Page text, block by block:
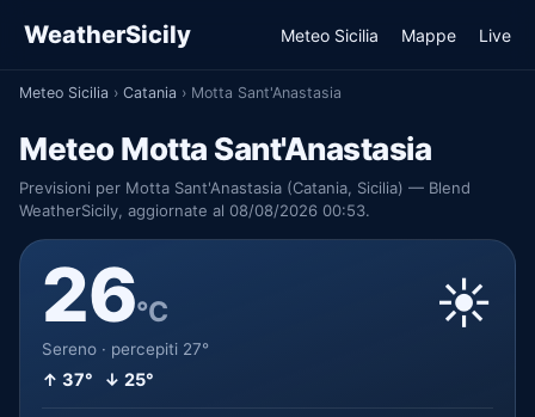
WeatherSicily Meteo Sicilia Mappe Live
Meteo Sicilia › Catania › Motta Sant'Anastasia
Meteo Motta Sant'Anastasia
Previsioni per Motta Sant'Anastasia (Catania, Sicilia) — Blend
WeatherSicily, aggiornate al 08/08/2026 00:53.
26°C
Sereno · percepiti 27°
↑ 37° ↓ 25°
☀️